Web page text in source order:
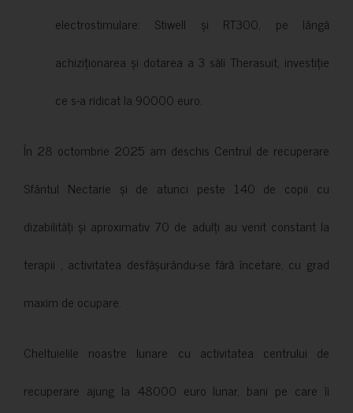
electrostimulare: Stiwell și RT300, pe lângă
achiziționarea și dotarea a 3 săli Therasuit, investiție
ce s-a ridicat la 90000 euro.
În 28 octombrie 2025 am deschis Centrul de recuperare
Sfântul Nectarie și de atunci peste 140 de copii cu
dizabilități și aproximativ 70 de adulți au venit constant la
terapii , activitatea desfășurându-se fără încetare, cu grad
maxim de ocupare.
Cheltuielile noastre lunare cu activitatea centrului de
recuperare ajung la 48000 euro lunar, bani pe care îi